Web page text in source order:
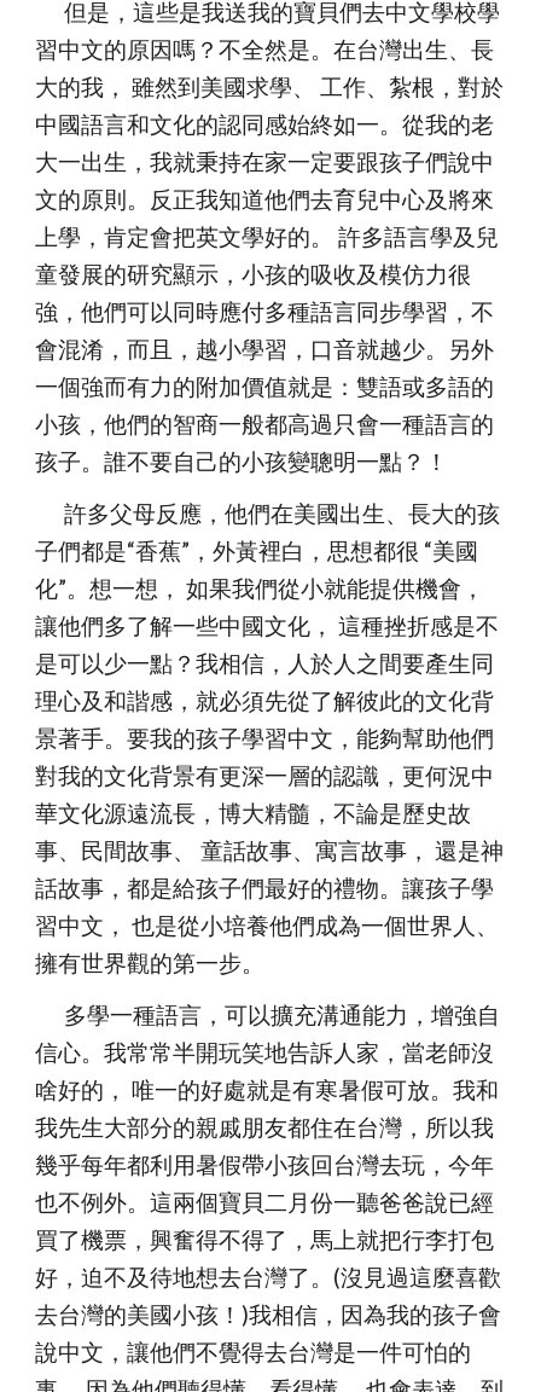
      但是，這些是我送我的寶貝們去中文學校學
習中文的原因嗎？不全然是。在台灣出生、長
大的我， 雖然到美國求學、 工作、紮根，對於
中國語言和文化的認同感始終如一。從我的老
大一出生，我就秉持在家一定要跟孩子們說中
文的原則。反正我知道他們去育兒中心及將來
上學，肯定會把英文學好的。 許多語言學及兒
童發展的研究顯示，小孩的吸收及模仿力很
強，他們可以同時應付多種語言同步學習，不
會混淆，而且，越小學習，口音就越少。另外
一個強而有力的附加價值就是：雙語或多語的
小孩，他們的智商一般都高過只會一種語言的
孩子。誰不要自己的小孩變聰明一點？！
      許多父母反應，他們在美國出生、長大的孩
子們都是“香蕉”，外黃裡白，思想都很 “美國
化”。想一想， 如果我們從小就能提供機會，
讓他們多了解一些中國文化， 這種挫折感是不
是可以少一點？我相信，人於人之間要產生同
理心及和諧感，就必須先從了解彼此的文化背
景著手。要我的孩子學習中文，能夠幫助他們
對我的文化背景有更深一層的認識，更何況中
華文化源遠流長，博大精髓，不論是歷史故
事、民間故事、 童話故事、寓言故事， 還是神
話故事，都是給孩子們最好的禮物。讓孩子學
習中文， 也是從小培養他們成為一個世界人、
擁有世界觀的第一步。
信心。我常常半開玩笑地告訴人家，當老師沒
啥好的， 唯一的好處就是有寒暑假可放。我和
我先生大部分的親戚朋友都住在台灣，所以我
幾乎每年都利用暑假帶小孩回台灣去玩，今年
也不例外。這兩個寶貝二月份一聽爸爸說已經
買了機票，興奮得不得了，馬上就把行李打包
好，迫不及待地想去台灣了。(沒見過這麼喜歡
去台灣的美國小孩！)我相信，因為我的孩子會
說中文，讓他們不覺得去台灣是一件可怕的